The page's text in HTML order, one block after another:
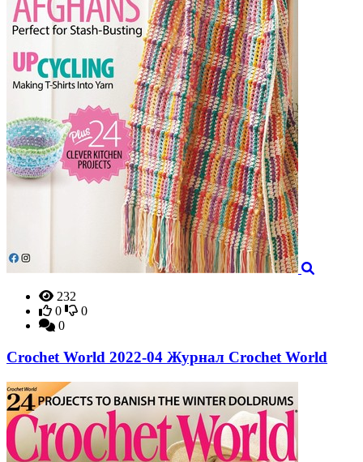
232
0
0
0
Crochet World 2022-04 Журнал Crochet World